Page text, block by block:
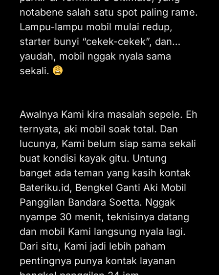
notabene salah satu spot paling rame.
Lampu-lampu mobil mulai redup,
starter bunyi “cekek-cekek”, dan…
yaudah, mobil nggak nyala sama
sekali.
Awalnya Kami kira masalah sepele. Eh
ternyata, aki mobil soak total. Dan
lucunya, Kami belum siap sama sekali
buat kondisi kayak gitu. Untung
banget ada teman yang kasih kontak
Bateriku.id, Bengkel Ganti Aki Mobil
Panggilan Bandara Soetta. Nggak
nyampe 30 menit, teknisinya datang
dan mobil Kami langsung nyala lagi.
Dari situ, Kami jadi lebih paham
pentingnya punya kontak layanan